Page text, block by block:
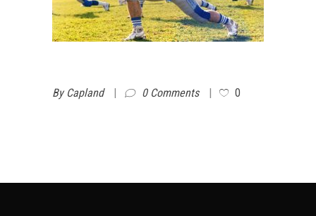
By Capland 0 Comments 0